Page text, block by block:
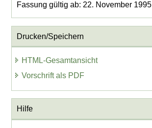
Fassung gültig ab: 22. November 1995
Drucken/Speichern
HTML-Gesamtansicht
Vorschrift als PDF
Hilfe